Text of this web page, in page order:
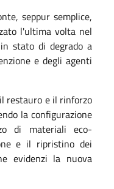
seppur semplice,
l'ultima volta nel
stato di degrado a
e degli agenti
restauro e il rinforzo
la configurazione
di materiali eco-
e il ripristino dei
evidenzi la nuova